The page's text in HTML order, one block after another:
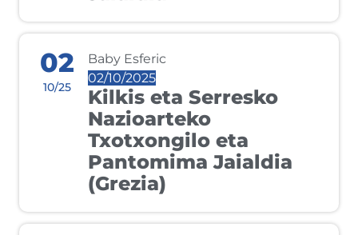
02
10/25
Baby Esferic
02/10/2025
Kilkis eta Serresko
Nazioarteko
Txotxongilo eta
Pantomima Jaialdia
(Grezia)